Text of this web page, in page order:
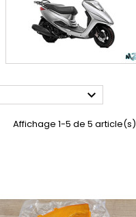

Affichage 1-5 de 5 article(s)